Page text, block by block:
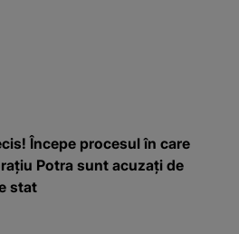
Începe procesul în care
Potra sunt acuzați de
stat